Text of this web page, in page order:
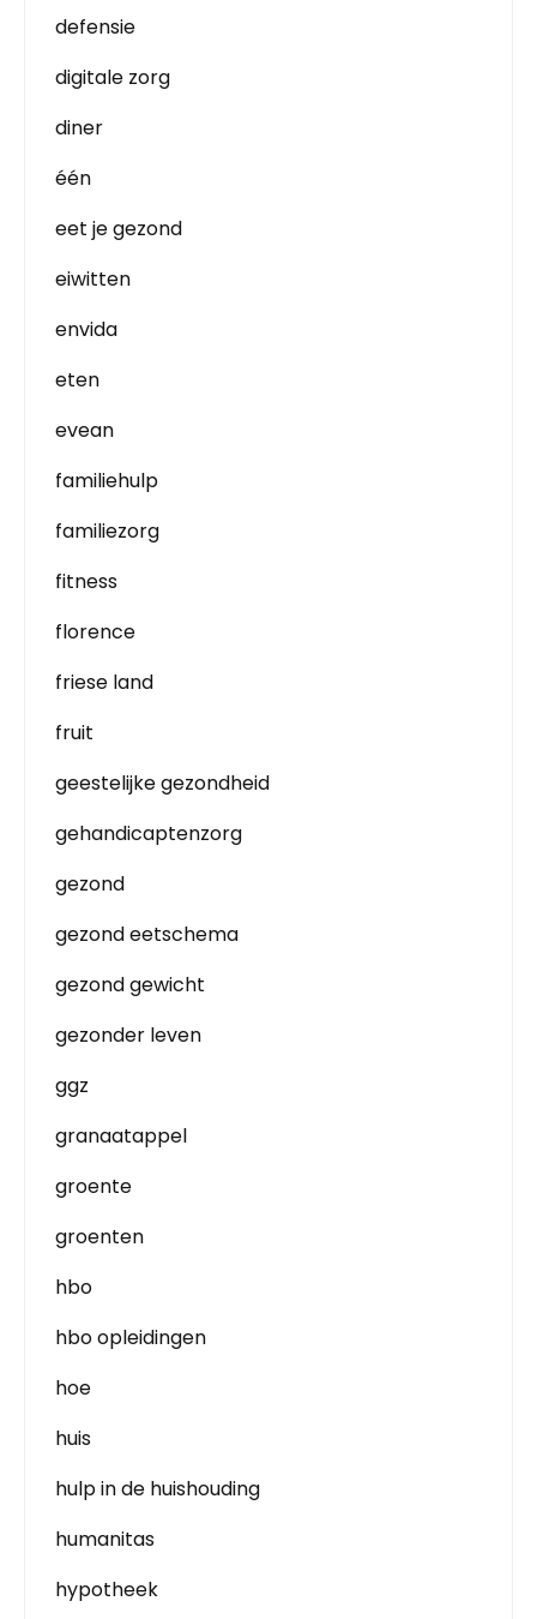
defensie
digitale zorg
diner
één
eet je gezond
eiwitten
envida
eten
evean
familiehulp
familiezorg
fitness
florence
friese land
fruit
geestelijke gezondheid
gehandicaptenzorg
gezond
gezond eetschema
gezond gewicht
gezonder leven
ggz
granaatappel
groente
groenten
hbo
hbo opleidingen
hoe
huis
hulp in de huishouding
humanitas
hypotheek